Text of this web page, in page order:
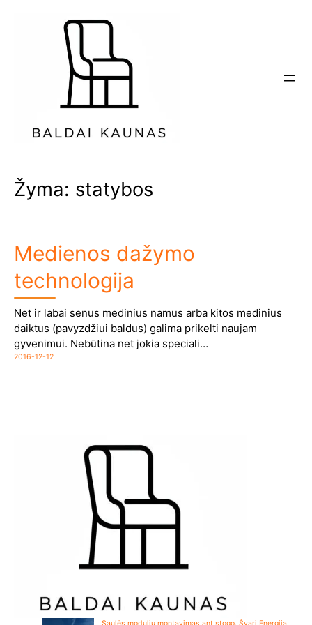
Žyma: statybos
Medienos dažymo
technologija
Net ir labai senus medinius namus arba kitos medinius
daiktus (pavyzdžiui baldus) galima prikelti naujam
gyvenimui. Nebūtina net jokia speciali…
2016-12-12